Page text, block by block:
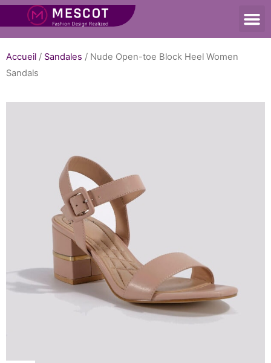
Accueil / Sandales / Nude Open-toe Block Heel Women
Sandals